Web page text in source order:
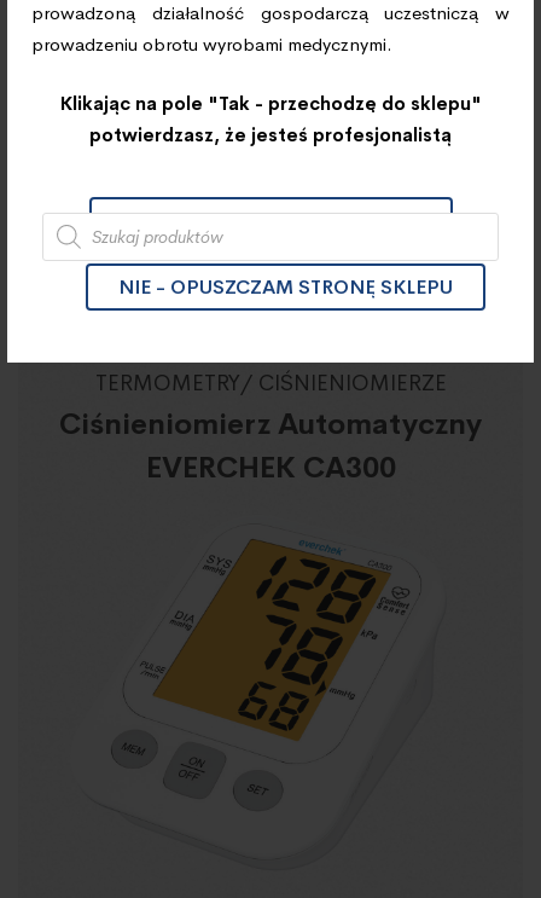
prowadzoną działalność gospodarczą uczestniczą w
prowadzeniu obrotu wyrobami medycznymi.
Klikając na pole "Tak - przechodzę do sklepu"
potwierdzasz, że jesteś profesjonalistą
TAK - PRZECHODZĘ DO SKLEPU
NIE - OPUSZCZAM STRONĘ SKLEPU
TERMOMETRY/ CIŚNIENIOMIERZE
Ciśnieniomierz Automatyczny
EVERCHEK CA300